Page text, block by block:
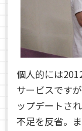
個人的には
サービスです
ップデートさ
不足を反省。